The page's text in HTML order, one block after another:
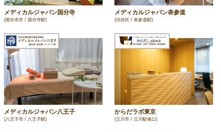
メディカルジャパン国分寺
(国分寺市 / 国分寺駅)
メディカルジャパン表参道
(渋谷区 / 表参道駅)
メディカルジャパン八王子
(八王子市 / 八王子駅)
からだラボ東京
(立川市 / 立川駅南口)